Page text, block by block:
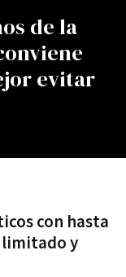
de la
evitar
con hasta
limitado y